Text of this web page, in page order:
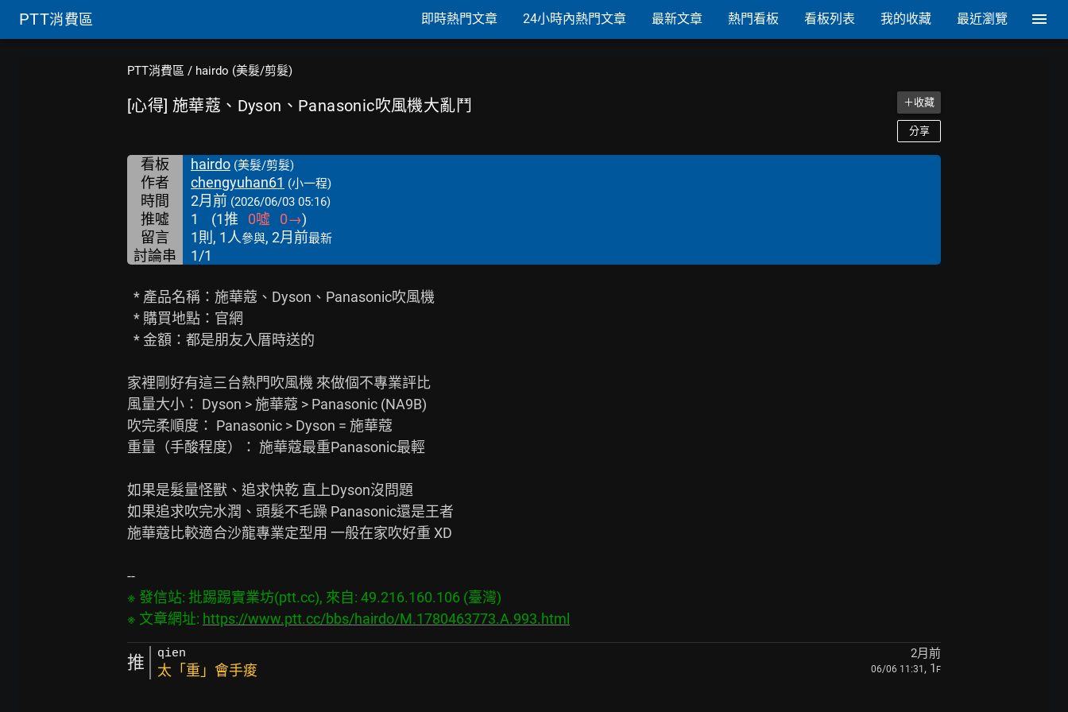
PTT消費區 即時熱門文章 24小時內熱門文章 最新文章 熱門看板 看板列表 我的收藏 最近瀏覽
PTT消費區 / hairdo (美髮/剪髮)
[心得] 施華蔻、Dyson、Panasonic吹風機大亂鬥 ＋收藏
分享
看板 hairdo (美髮/剪髮)
作者 chengyuhan61 (小一程)
時間 2月前 (2026/06/03 05:16)
推噓 1 (1推 0噓 0→)
留言
1則, 1人參與, 2月前最新
討論串 1/1
家裡剛好有這三台熱門吹風機 來做個不專業評比
風量大小： Dyson > 施華蔻 > Panasonic (NA9B)
吹完柔順度： Panasonic > Dyson = 施華蔻
重量（手酸程度）： 施華蔻最重Panasonic最輕
如果是髮量怪獸、追求快乾 直上Dyson沒問題
如果追求吹完水潤、頭髮不毛躁 Panasonic還是王者
施華蔻比較適合沙龍專業定型用 一般在家吹好重 XD
※ 發信站: 批踢踢實業坊(ptt.cc), 來自: 49.216.160.106 (臺灣)
※ 文章網址: https://www.ptt.cc/bbs/hairdo/M.1780463773.A.993.html
推 qien 2月前
太「重」會手痠 06/06 11:31 , 1 F